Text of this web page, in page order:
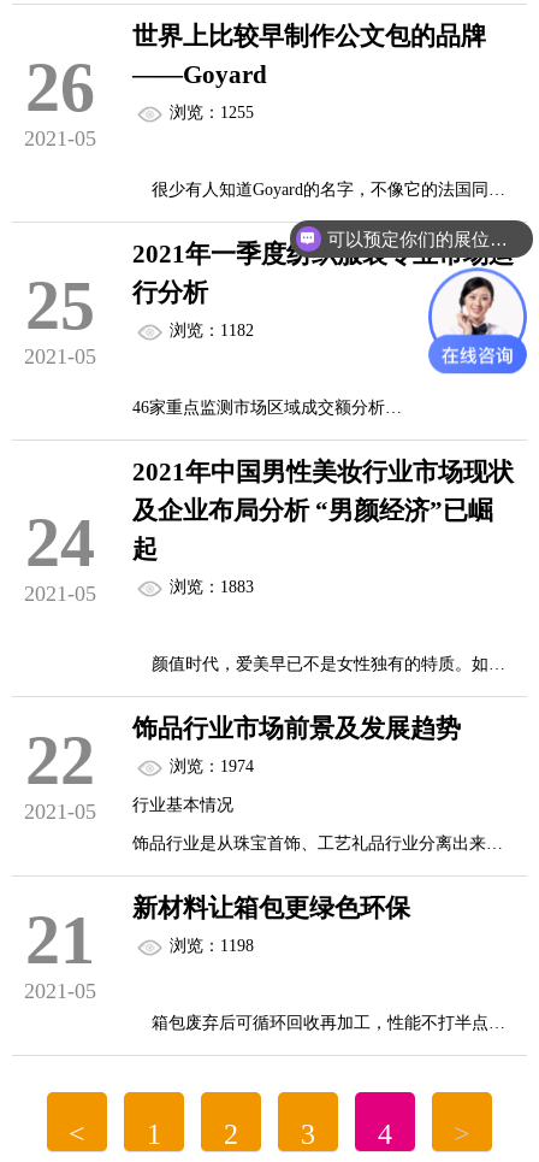
源，不少1990年代出生的Z世代年轻女性对27日播出
计，参展商参展的目的就是为了吸引客户，把自身
的产品推荐给客户。要想在展位上体现展品的价
值；要想在众多展位中脱颖而出，展位的布置和展
位设计是非常重要环节。在此上海箱包展归纳了展
01 将展品分类，统一设计布局，突出整体形象
展出时应当考虑按产品类别统一设计、布局，建
立整体形象。同时应注意展品的分类，因为...
26
2021-05
世界上比较早制作公文包的品牌
——Goyard
浏览：1255
很少有人知道Goyard的名字，不像它的法国同类
Hermes(爱马仕)和路易·威登(Louis Vuitton)，但它是
世界上比较独一无二的品牌。为什么?
作为皮具制造商的Goyar于1853年，比路易·威登
Goyard为很多法国贵族制造皮具，并根据各个家
族族王冠的御用颜色来定制箱包。Goyard声...
25
2021-05
2021年一季度纺织服装专业市场运
行分析
浏览：1182
46家重点监测市场区域成交额分析
一、2021年1-3月专业市场总体运行情况
2021年1-3月，流通分会重点监测的46家纺织服装
专业市场(含市场群)总成交额达到3182.71亿元，同
比增长88.01%；较2019年同期增长12.90%。其中，
45家市场成交额同比上涨，占总成交额的99.86%，
成交额的0.14%，平均降幅为15.52%。
(一)市场运行效率分析
&...
24
2021-05
2021年中国男性美妆行业市场现状
及企业布局分析 “男颜经济”已崛
起
浏览：1883
颜值时代，爱美早已不是女性独有的特质。如
今，越来越多的男士加入到了“精致男孩”的队伍
中。他们跟广大爱美的女性一样，注重日常服装的
搭配和皮肤的保养，美容也在男性群体中变得越来
越普遍。
“容貌经济”时代到来，中国男性美容市场增长速度
超过全球
如今，越来越多的男士加入到了“精致男孩”的队
中国的男性美容市场正在爆炸式增长，美妆品牌正
22
2021-05
饰品行业市场前景及发展趋势
浏览：1974
行业基本情况
饰品行业是从珠宝首饰、工艺礼品行业分离出来、
综合形成的一个新兴行业。随着经济社会的发展，
人们在满足基本的生活需求之余，开始追求时尚与
个性，由此推动了这一新兴行业的发展。
20 世纪 80 年代初，我国香港、台湾的饰品生产企
移，逐渐形成了目前的青岛饰品产业集群；而义乌
21
2021-05
新材料让箱包更绿色环保
浏览：1198
箱包废弃后可循环回收再加工，性能不打半点折
扣；箱包原料中可添加30%的聚酯废旧饮料瓶，质
量不受丝毫影响——这种神奇魔力源于中国石化上
海石化公司研发生产的新型高韧性聚酯(PET)工程塑
< 1 2 3 4 >
可以预定你们的展位吗？
你们是怎么收费的呢？